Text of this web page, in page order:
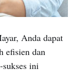
Anda dapat
efisien dan
ini